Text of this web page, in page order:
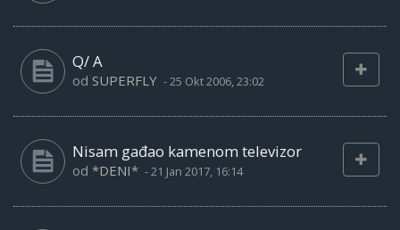
Q/ A
od SUPERFLY -25 Okt 2006, 23:02
Nisam gađao kamenom televizor
od *DENI* -21 Jan 2017, 16:14